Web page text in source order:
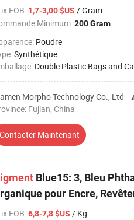
FOB: 1,7-3,00 $US / Gram
Minimum:200 Gram
Poudre
Synthétique
Double Plastic Bags and
Morpho Technology Co., Ltd
Fujian, China
Contacter Maintenant
Blue15: 3, Bleu
pour Encre,
FOB:6,8-7,8 $US / Kg